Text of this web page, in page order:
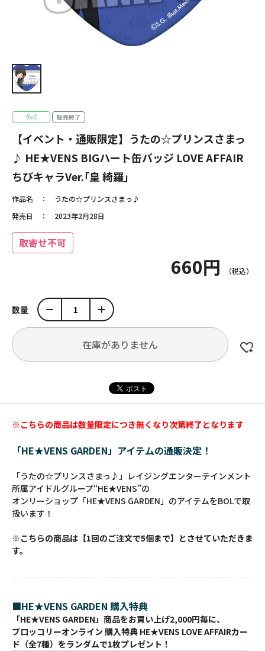
【イベント・通販限定】うたの☆プリンスさまっ
♪ HE★VENS BIGハート缶バッジ LOVE AFFAIR
ちびキャラVer.｢皇 綺羅｣
作品名
うたの☆プリンスさまっ♪
発売日
2023年2月28日
取寄せ不可
660円
数量
在庫がありません
※こちらの商品は数量限定につき無くなり次第終了となります
「HE★VENS GARDEN」アイテムの通販決定！
「うたの☆プリンスさまっ♪」レイジングエンターテインメント
所属アイドルグループ“HE★VENS”の
オンリーショップ「HE★VENS GARDEN」のアイテムをBOLで取
扱います！
※こちらの商品は【1回のご注文で5個まで】とさせていただきま
す。
■HE★VENS GARDEN 購入特典
「HE★VENS GARDEN」商品をお買い上げ2,000円毎に、
ブロッコリーオンライン 購入特典 HE★VENS LOVE AFFAIRカー
ド（全7種）をランダムで1枚プレゼント！